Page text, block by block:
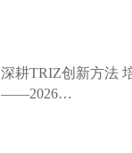
深耕TRIZ创新方法
——2026…